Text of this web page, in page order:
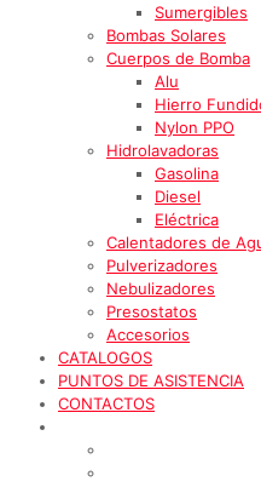
Sumergibles
Bombas Solares
Cuerpos de Bomba
Alu
Hierro
Nylon PPO
Hidrolavadoras
Gasolina
Diesel
Eléctrica
Calentadores de
Pulverizadores
Nebulizadores
Presostatos
Accesorios
CATALOGOS
PUNTOS DE ASISTENCIA
CONTACTOS